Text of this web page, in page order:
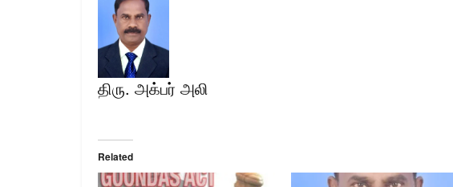
திரு. அக்பர் அலி
Related